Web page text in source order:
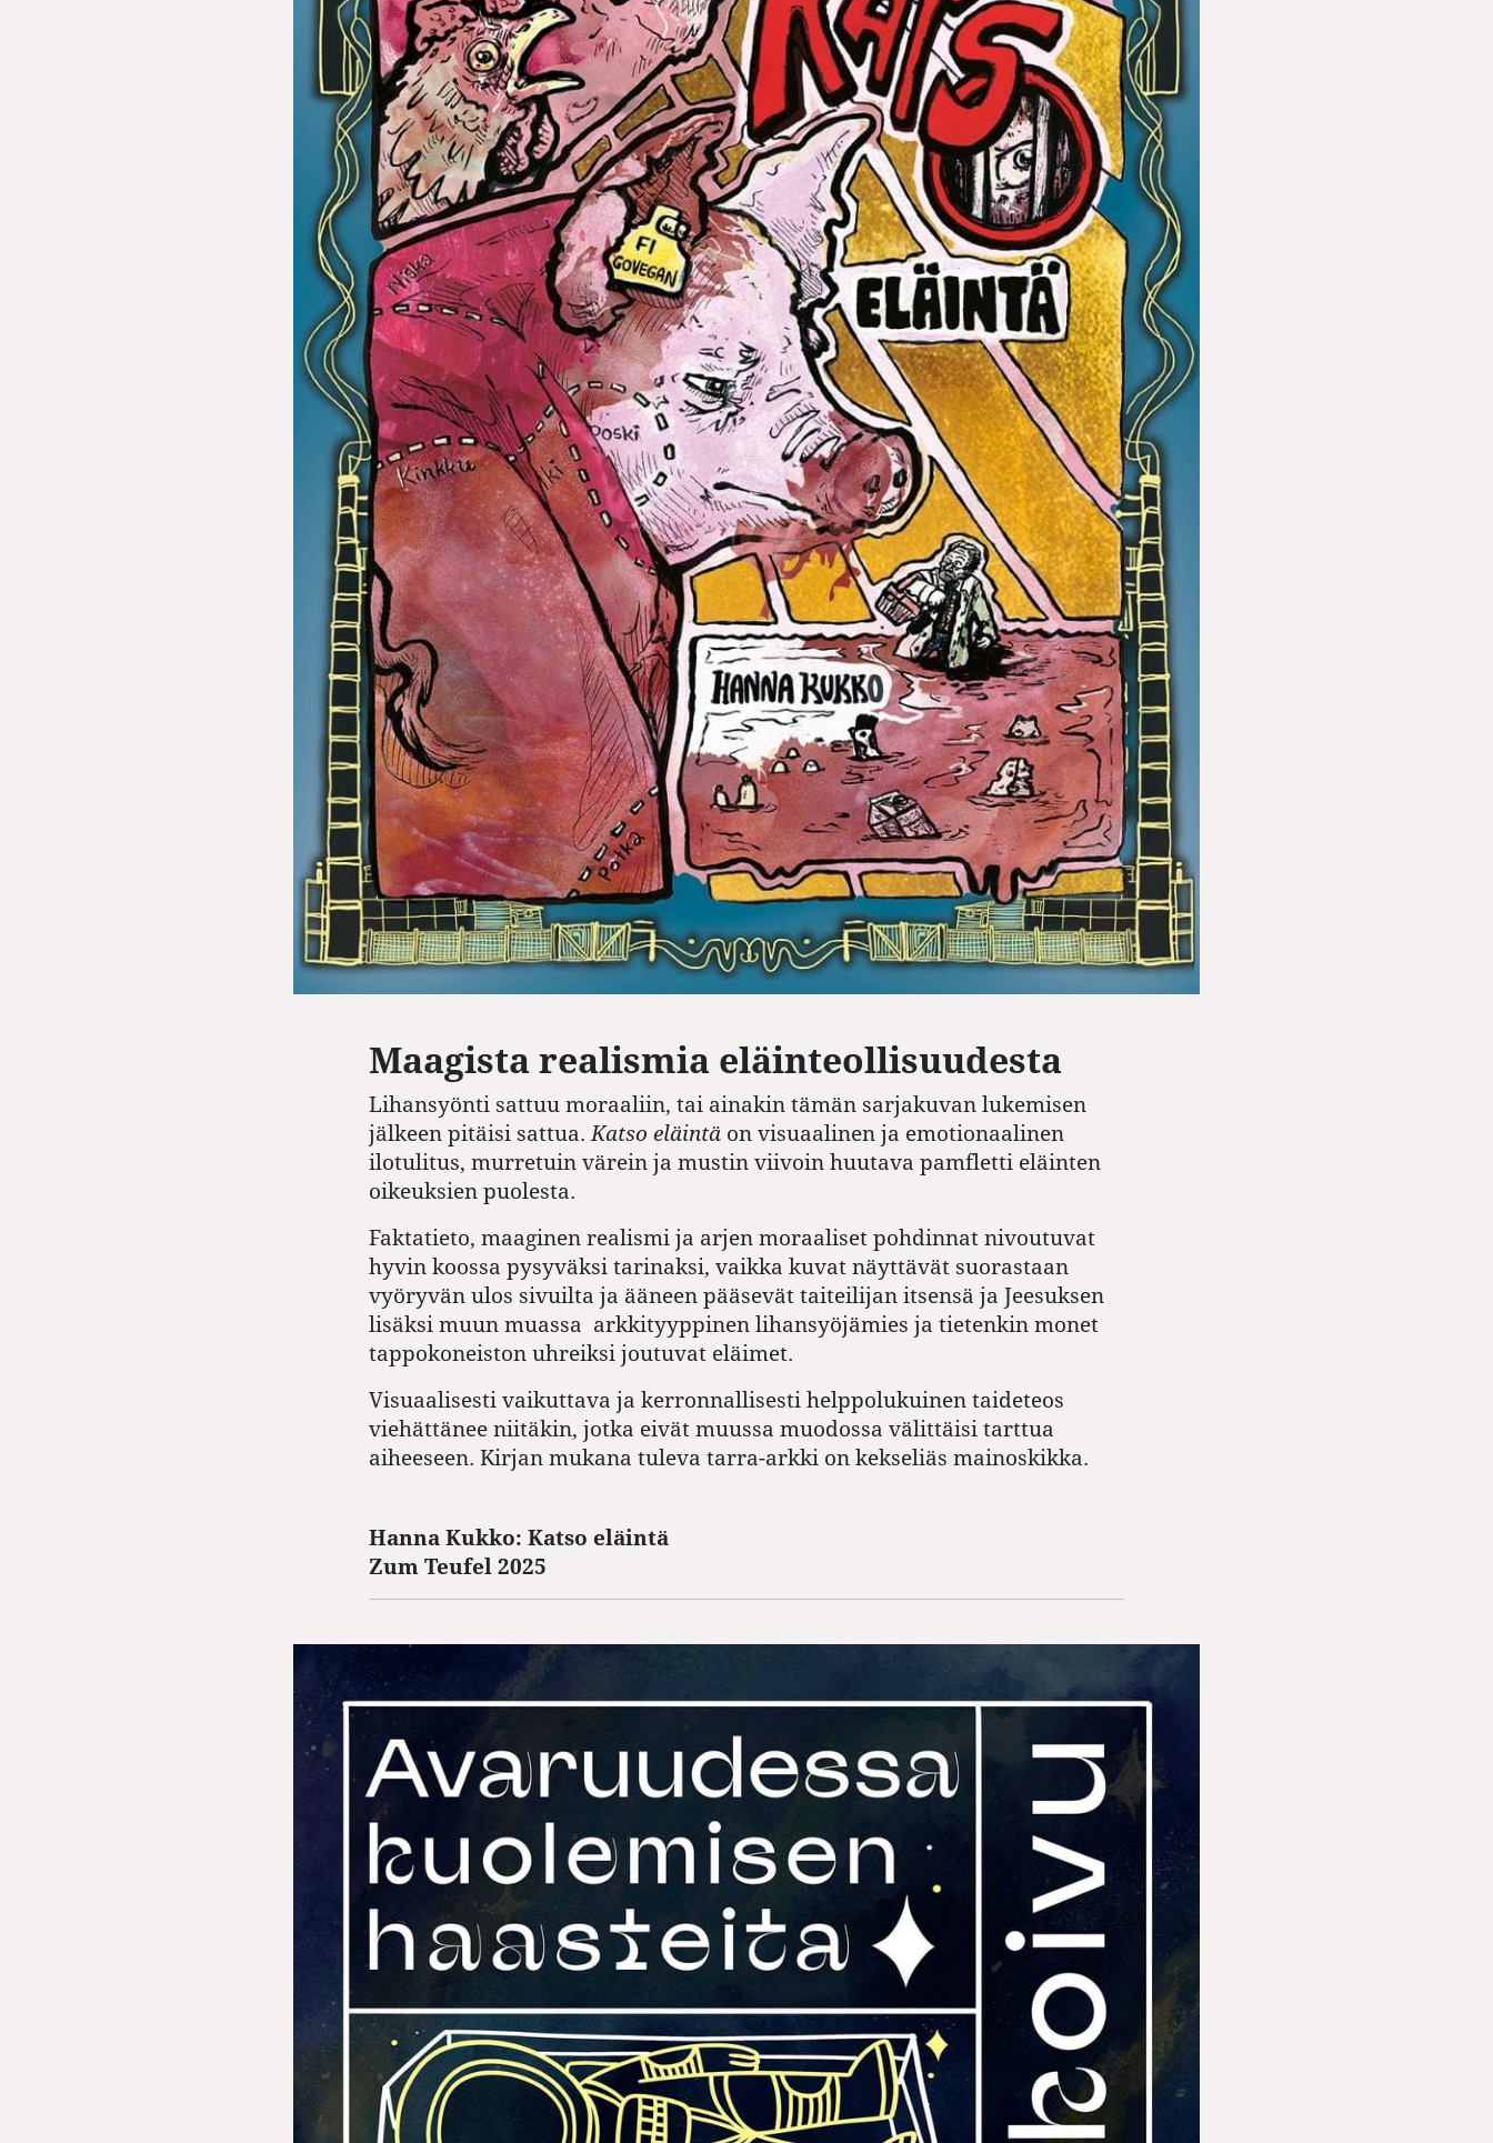
Maagista realismia eläinteollisuudesta
Lihansyönti sattuu moraaliin, tai ainakin tämän sarjakuvan lukemisen
jälkeen pitäisi sattua.Katso eläintä on visuaalinen ja emotionaalinen
ilotulitus, murretuin värein ja mustin viivoin huutava pamfletti eläinten
oikeuksien puolesta.
Faktatieto, maaginen realismi ja arjen moraaliset pohdinnat nivoutuvat
hyvin koossa pysyväksi tarinaksi, vaikka kuvat näyttävät suorastaan
vyöryvän ulos sivuilta ja ääneen pääsevät taiteilijan itsensä ja Jeesuksen
lisäksi muun muassa arkkityyppinen lihansyöjämies ja tietenkin monet
tappokoneiston uhreiksi joutuvat eläimet.
Visuaalisesti vaikuttava ja kerronnallisesti helppolukuinen taideteos
viehättänee niitäkin, jotka eivät muussa muodossa välittäisi tarttua
aiheeseen. Kirjan mukana tuleva tarra-arkki on kekseliäs mainoskikka.
Hanna Kukko: Katso eläintä
Zum Teufel 2025